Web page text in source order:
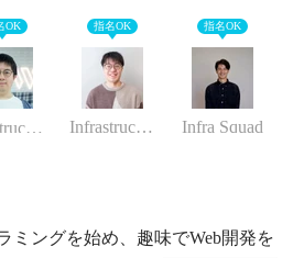
OK
Infrastructure Squad / インフラ・バックエンドエンジニア
指名OK
Infrastructure Squad
指名OK
Infra Squad
ミングを始め、趣味でWeb開発を